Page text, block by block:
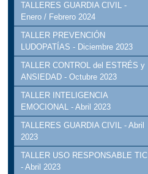
TALLERES GUARDIA CIVIL -
Enero / Febrero 2024
TALLER PREVENCIÓN
LUDOPATÍAS - Diciembre 2023
TALLER CONTROL del ESTRÉS y
ANSIEDAD - Octubre 2023
TALLER INTELIGENCIA
EMOCIONAL - Abril 2023
TALLERES GUARDIA CIVIL - Abril
2023
TALLER USO RESPONSABLE TIC
- Abril 2023